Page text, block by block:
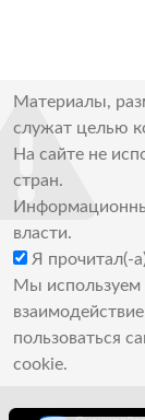
Материалы,
служат целью
На сайте не
стран.
власти.
Я прочитал(-
Мы используем
пользоваться
cookie.